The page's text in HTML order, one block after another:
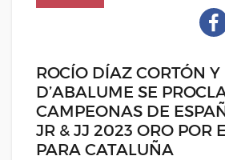
ROCÍO DÍAZ CORTÓN Y
D’ABALUME SE
CAMPEONAS DE
JR & JJ 2023 ORO POR
PARA CATALUÑA